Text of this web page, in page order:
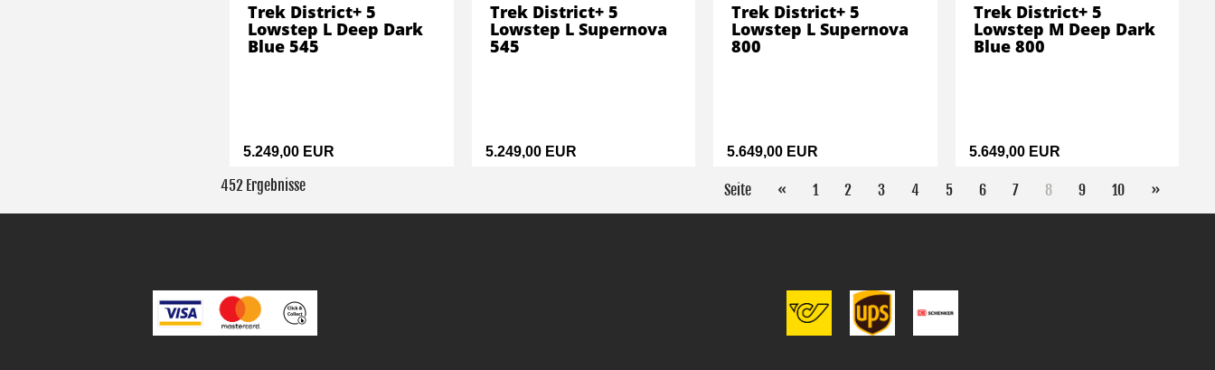
5.249,00 EUR
Trek District+ 5
Lowstep L Deep Dark
Blue 545
5.249,00 EUR
Trek District+ 5
Lowstep L Supernova
545
5.649,00 EUR
Trek District+ 5
Lowstep L Supernova
800
5.649,00 EUR
Trek District+ 5
Lowstep M Deep Dark
Blue 800
Seite « 1 2 3 4 5 6 7 8 9 10 »
452 Ergebnisse